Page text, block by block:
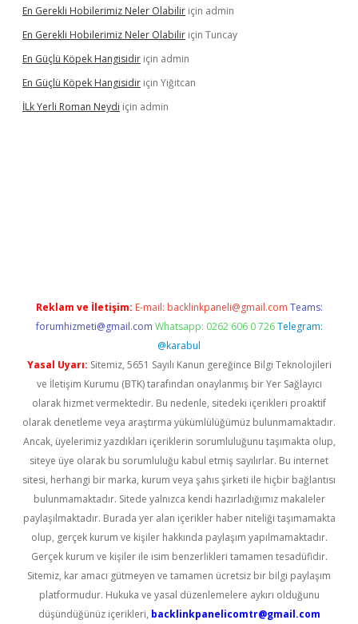
En Gerekli Hobilerimiz Neler Olabilir için admin
En Gerekli Hobilerimiz Neler Olabilir için Tuncay
En Güçlü Köpek Hangisidir için admin
En Güçlü Köpek Hangisidir için Yiğitcan
İLk Yerli Roman Neydi için admin
Reklam ve İletişim: E-mail: backlinkpaneli@gmail.com Teams:
forumhizmeti@gmail.com Whatsapp: 0262 606 0 726 Telegram:
@karabul
Yasal Uyarı: Sitemiz, 5651 Sayılı Kanun gereğince Bilgi Teknolojileri
ve İletişim Kurumu (BTK) tarafından onaylanmış bir Yer Sağlayıcı
olarak hizmet vermektedir. Bu nedenle, sitedeki içerikleri proaktif
olarak denetleme veya araştırma yükümlülüğümüz bulunmamaktadır.
Ancak, üyelerimiz yazdıkları içeriklerin sorumluluğunu taşımakta olup,
siteye üye olarak bu sorumluluğu kabul etmiş sayılırlar. Bu internet
sitesi, herhangi bir marka, kurum veya şahıs şirketi ile hiçbir bağlantısı
bulunmamaktadır. Sitede yalnızca kendi hazırladığımız makaleler
paylaşılmaktadır. Burada yer alan içerikler haber niteliği taşımamakta
olup, gerçek kurum ve kişiler hakkında paylaşım yapılmamaktadır.
Gerçek kurum ve kişiler ile isim benzerlikleri tamamen tesadüfidir.
Sitemiz, kar amacı gütmeyen ve tamamen ücretsiz bir bilgi paylaşım
platformudur. Hukuka ve yasal düzenlemelere aykırı olduğunu
düşündüğünüz içerikleri, backlinkpanelicomtr@gmail.com